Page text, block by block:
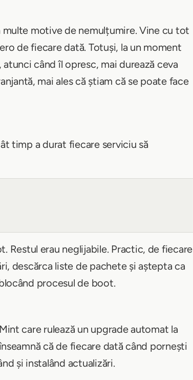
multe motive de nemulțumire. Vine cu tot
de fiecare dată. Totuși, la un moment
când îl opresc, mai durează ceva
mai ales că știam că se poate face
timp a durat fiecare serviciu să
Restul erau neglijabile. Practic, de fiecare
descărca liste de pachete și aștepta ca
procesul de boot.
care rulează un upgrade automat la
că de fiecare dată când pornești
și instalând actualizări.